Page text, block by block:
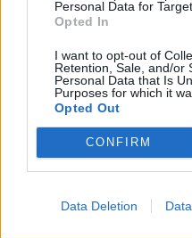
Personal Data for
Opted In
I want to opt-out of
Retention, Sale, and/or
Personal Data that Is
Purposes for which it
Opted Out
CONFIRM
Data Deletion
Γλυκά Νερά: Από ασφυξία
ο θάνατος της 20χρονης -
Η ιατροδικαστική έκθεση
12/05/2021 - 12:38